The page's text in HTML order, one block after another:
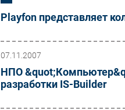
Playfon представляет
07.11.2007
НПО
разработки IS-Builder